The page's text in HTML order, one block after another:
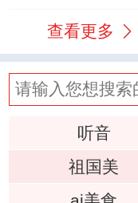
查看更多
听音
祖国美